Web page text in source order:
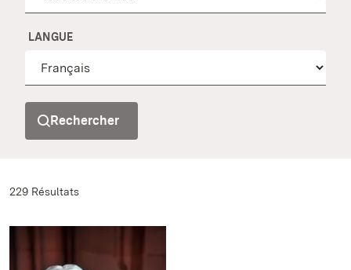
LANGUE
Rechercher
229 Résultats